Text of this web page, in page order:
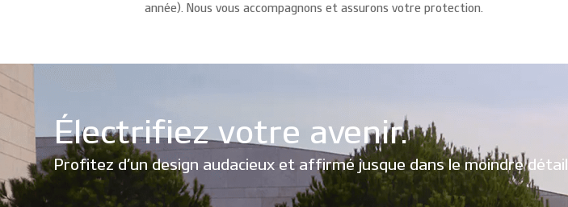
année). Nous vous accompagnons et assurons votre protection.
Électrifiez votre avenir.
Profitez d’un design audacieux et affirmé jusque dans le moindre détail.